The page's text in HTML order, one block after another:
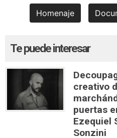
Homenaje
Te puede interesar
creativo
puertas
Ezequiel
Sonzini